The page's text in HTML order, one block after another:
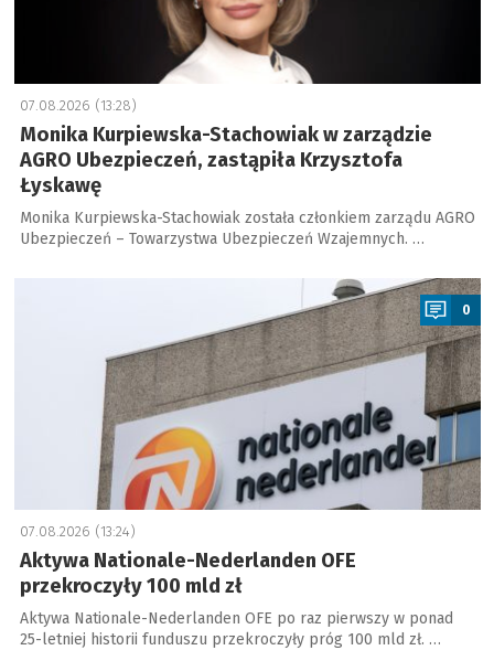
07.08.2026 (13:28)
Monika Kurpiewska-Stachowiak w zarządzie
AGRO Ubezpieczeń, zastąpiła Krzysztofa
Łyskawę
Monika Kurpiewska-Stachowiak została członkiem zarządu AGRO
Ubezpieczeń – Towarzystwa Ubezpieczeń Wzajemnych. …
0
07.08.2026 (13:24)
Aktywa Nationale-Nederlanden OFE
przekroczyły 100 mld zł
Aktywa Nationale-Nederlanden OFE po raz pierwszy w ponad
25-letniej historii funduszu przekroczyły próg 100 mld zł. …